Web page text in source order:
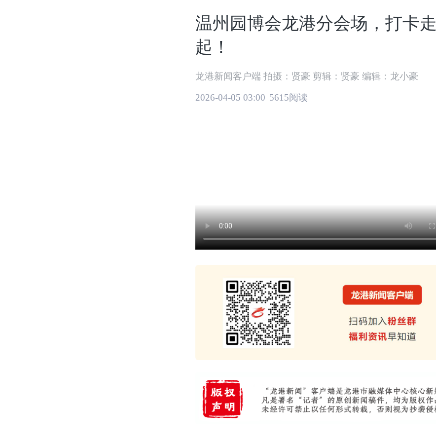
温州园博会龙港分会场，打卡走
起！
龙港新闻客户端 拍摄：贤豪 剪辑：贤豪 编辑：龙小豪
2026-04-05 03:00 5615阅读